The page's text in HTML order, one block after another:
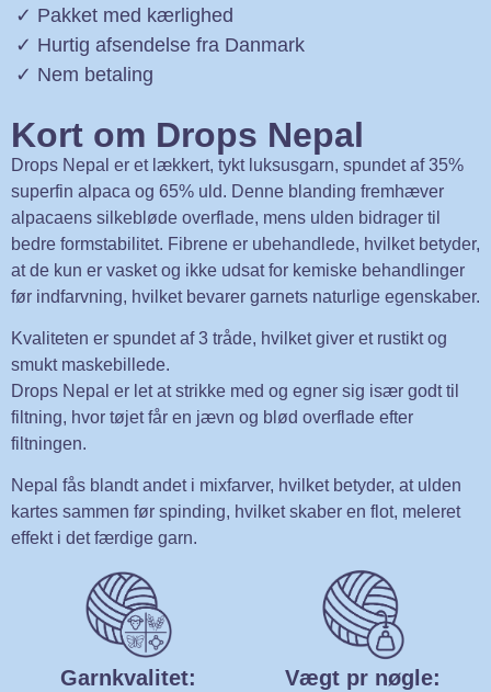
✓ Pakket med kærlighed
✓ Hurtig afsendelse fra Danmark
✓ Nem betaling
Kort om Drops Nepal
Drops Nepal er et lækkert, tykt luksusgarn, spundet af 35%
superfin alpaca og 65% uld. Denne blanding fremhæver
alpacaens silkebløde overflade, mens ulden bidrager til
bedre formstabilitet. Fibrene er ubehandlede, hvilket betyder,
at de kun er vasket og ikke udsat for kemiske behandlinger
før indfarvning, hvilket bevarer garnets naturlige egenskaber.
Kvaliteten er spundet af 3 tråde, hvilket giver et rustikt og
smukt maskebillede.
Drops Nepal er let at strikke med og egner sig især godt til
filtning, hvor tøjet får en jævn og blød overflade efter
filtningen.
Nepal fås blandt andet i mixfarver, hvilket betyder, at ulden
kartes sammen før spinding, hvilket skaber en flot, meleret
effekt i det færdige garn.
Garnkvalitet: Vægt pr nøgle: